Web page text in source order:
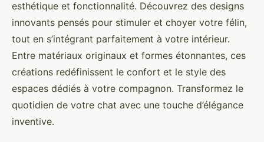
créatif pour votre félin
Noémie• 25 octobre 2025•9 min de lecture
esthétique et fonctionnalité. Découvrez des designs
innovants pensés pour stimuler et choyer votre félin,
tout en s’intégrant parfaitement à votre intérieur.
Entre matériaux originaux et formes étonnantes, ces
créations redéfinissent le confort et le style des
espaces dédiés à votre compagnon. Transformez le
quotidien de votre chat avec une touche d’élégance
inventive.